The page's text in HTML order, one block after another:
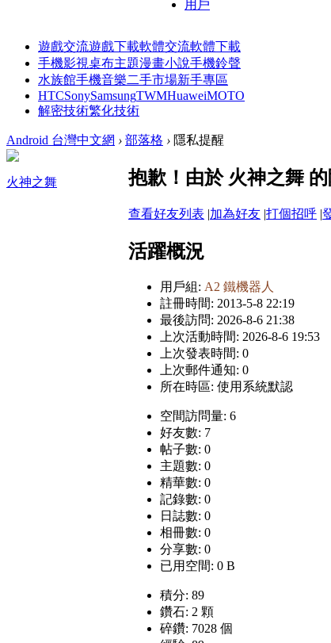
用戶
遊戲交流遊戲下載軟體交流軟體下載
手機影視桌布主題漫畫小說手機鈴聲
水族館手機音樂二手市場新手專區
HTCSonySamsungTWMHuaweiMOTO
解密技術繁化技術
Android 台灣中文網 › 部落格 › 隱私提醒
火神之舞 抱歉！由於 火神之舞
查看好友列表 |加為好友 |打個招呼 |
活躍概況
用戶組: A2 鐵機器人
註冊時間: 2013-5-8 22:19
最後訪問: 2026-8-6 21:38
上次活動時間: 2026-8-6 19:53
上次發表時間: 0
上次郵件通知: 0
所在時區: 使用系統默認
空間訪問量: 6
好友數: 7
帖子數: 0
主題數: 0
精華數: 0
記錄數: 0
日誌數: 0
相冊數: 0
分享數: 0
已用空間: 0 B
積分: 89
鑽石: 2 顆
碎鑽: 7028 個